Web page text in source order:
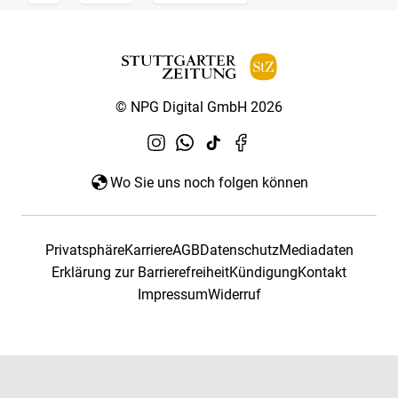
© NPG Digital GmbH 2026
Wo Sie uns noch folgen können
PrivatsphäreKarriereAGBDatenschutzMediadaten
Erklärung zur BarrierefreiheitKündigungKontakt
ImpressumWiderruf